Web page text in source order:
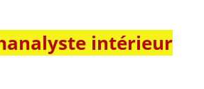
intérieur